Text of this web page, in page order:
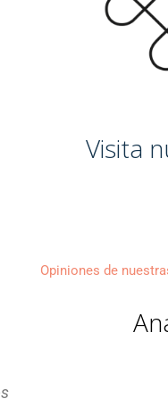
Visita
Opiniones de